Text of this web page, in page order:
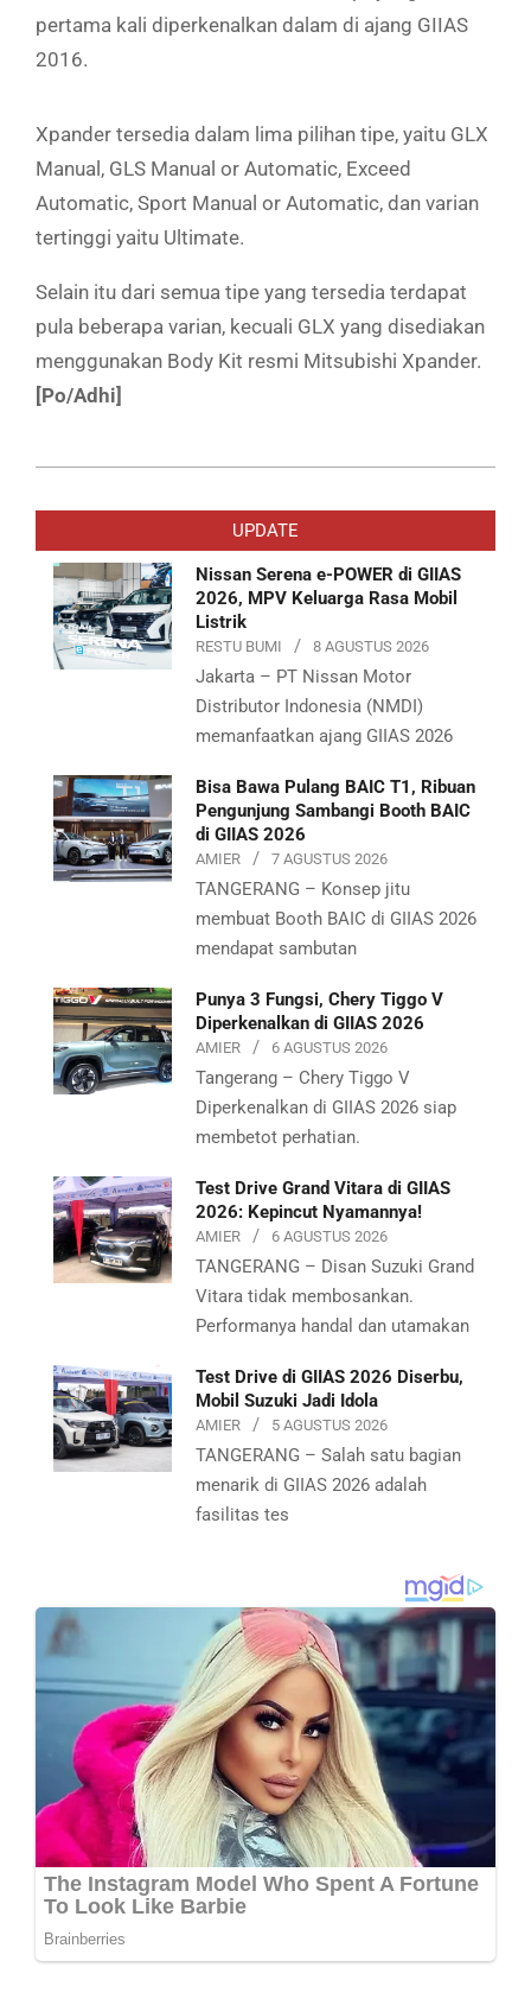
pertama kali diperkenalkan dalam di ajang GIIAS
2016.
Xpander tersedia dalam lima pilihan tipe, yaitu GLX
Manual, GLS Manual or Automatic, Exceed
Automatic, Sport Manual or Automatic, dan varian
tertinggi yaitu Ultimate.
Selain itu dari semua tipe yang tersedia terdapat
pula beberapa varian, kecuali GLX yang disediakan
menggunakan Body Kit resmi Mitsubishi Xpander.
[Po/Adhi]
07-
UPDATE
Nissan Serena e-POWER di GIIAS
2026, MPV Keluarga Rasa Mobil
Listrik
RESTU BUMI 8 AGUSTUS 2026
Jakarta – PT Nissan Motor
Distributor Indonesia (NMDI)
memanfaatkan ajang GIIAS 2026
Bisa Bawa Pulang BAIC T1, Ribuan
Pengunjung Sambangi Booth BAIC
di GIIAS 2026
AMIER 7 AGUSTUS 2026
TANGERANG – Konsep jitu
membuat Booth BAIC di GIIAS 2026
mendapat sambutan
Punya 3 Fungsi, Chery Tiggo V
Diperkenalkan di GIIAS 2026
AMIER 6 AGUSTUS 2026
Tangerang – Chery Tiggo V
Diperkenalkan di GIIAS 2026 siap
membetot perhatian.
Test Drive Grand Vitara di GIIAS
2026: Kepincut Nyamannya!
AMIER 6 AGUSTUS 2026
TANGERANG – Disan Suzuki Grand
Vitara tidak membosankan.
Performanya handal dan utamakan
Test Drive di GIIAS 2026 Diserbu,
Mobil Suzuki Jadi Idola
AMIER 5 AGUSTUS 2026
TANGERANG – Salah satu bagian
menarik di GIIAS 2026 adalah
fasilitas tes